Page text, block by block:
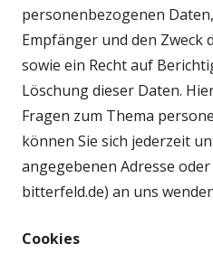
personenbezogenen
Empfänger und den
sowie ein Recht auf
Löschung dieser Daten.
Fragen zum Thema
können Sie sich jederzeit
angegebenen Adresse
bitterfeld.de) an uns
Cookies